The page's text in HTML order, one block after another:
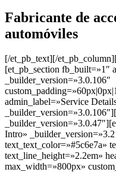
Fabricante de
automóviles
[/et_pb_text][/
[et_pb_section fb_built=»1″
_builder_version=»3.0.106″
admin_label=»Service
Intro»
text_text_color=»#5c6e7a»
text_line_height=»2.2em»
max_width=»800px»